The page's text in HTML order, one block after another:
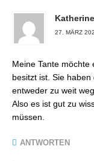
27. MÄRZ
Meine Tante möchte
besitzt ist. Sie
entweder zu weit
Also es ist gut zu
müssen.
ANTWORTEN